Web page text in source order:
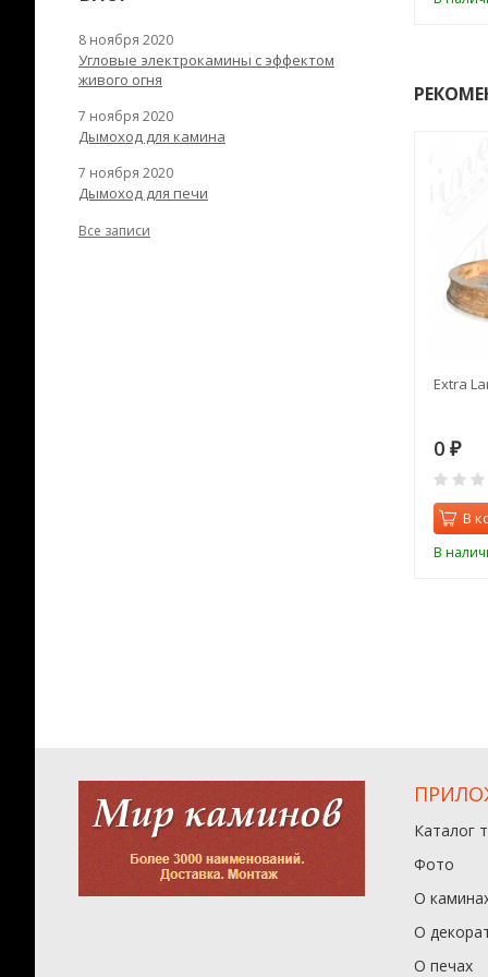
Extra
0 ₽
В
В
8 ноября 2020
Угловые электрокамины с эффектом
живого огня
7 ноября 2020
Дымоход для камина
7 ноября 2020
Дымоход для печи
Все записи
Каталог
Фото
О
О
О печах